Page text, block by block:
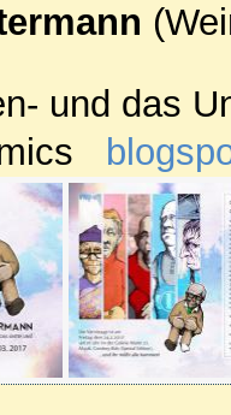
und das